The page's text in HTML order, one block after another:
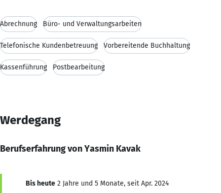
Abrechnung Büro- und Verwaltungsarbeiten
Telefonische Kundenbetreuung Vorbereitende Buchhaltung
Kassenführung Postbearbeitung
Werdegang
Berufserfahrung von Yasmin Kavak
Bis heute 2 Jahre und 5 Monate, seit Apr. 2024